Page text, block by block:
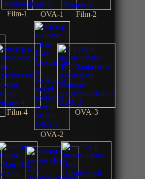
Film-1 OVA-1 Film-2
Film-4
OVA-2
OVA-3